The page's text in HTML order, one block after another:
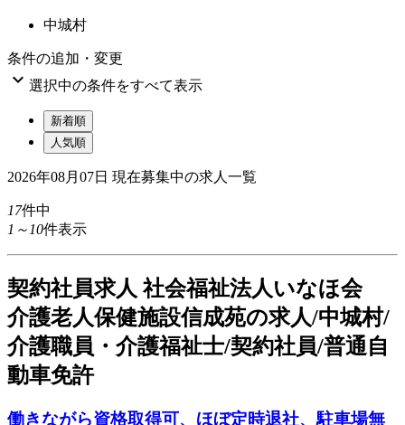
中城村
条件の追加・変更
 選択中の条件をすべて表示
新着順
人気順
2026年08月07日 現在募集中の求人一覧
17件中
1～10件表示
契約社員求人 社会福祉法人いなほ会
介護老人保健施設信成苑の求人/中城村/
介護職員・介護福祉士/契約社員/普通自
動車免許
働きながら資格取得可、ほぼ定時退社、駐車場無